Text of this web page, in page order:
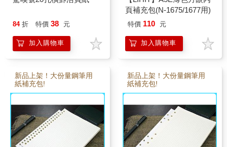
84 折 特價 38 元
加入購物車
頁補充包(N-1675/1677用)
特價 110 元
加入購物車
新品上架！大份量鋼筆用
紙補充包!
新品上架！大份量鋼筆用
紙補充包!